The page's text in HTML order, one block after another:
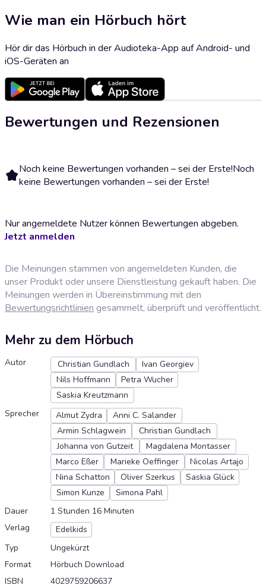
Wie man ein Hörbuch hört
Hör dir das Hörbuch in der Audioteka-App auf Android- und
iOS-Geräten an
Bewertungen und Rezensionen
Noch keine Bewertungen vorhanden – sei der Erste!Noch
keine Bewertungen vorhanden – sei der Erste!
Nur angemeldete Nutzer können Bewertungen abgeben.
Jetzt anmelden
Die Meinungen stammen von angemeldeten Kunden, die
unser Produkt oder unsere Dienstleistung gekauft haben. Die
Meinungen werden in Übereinstimmung mit den
Bewertungsrichtlinien gesammelt, überprüft und veröffentlicht.
Mehr zu dem Hörbuch
Autor Christian Gundlach
Ivan Georgiev
Nils Hoffmann
Petra Wucher
Saskia Kreutzmann
Sprecher
Almut Zydra
Anni C. Salander
Armin Schlagwein
Christian Gundlach
Johanna von Gutzeit
Magdalena Montasser
Marco Eßer
Marieke Oeffinger
Nicolas Artajo
Nina Schatton
Oliver Szerkus
Saskia Glück
Simon Kunze
Simona Pahl
Dauer
1 Stunden 16 Minuten
Verlag
Edelkids
Typ
Ungekürzt
Format
Hörbuch Download
ISBN
4029759206637